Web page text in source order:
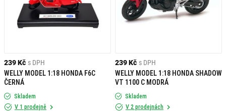
239 Kč s DPH
WELLY MODEL 1:18 HONDA F6C
ČERNÁ
Skladem
V 1 prodejně
239 Kč s DPH
WELLY MODEL 1:18 HONDA SHADOW
VT 1100 C MODRÁ
Skladem
V 2 prodejnách